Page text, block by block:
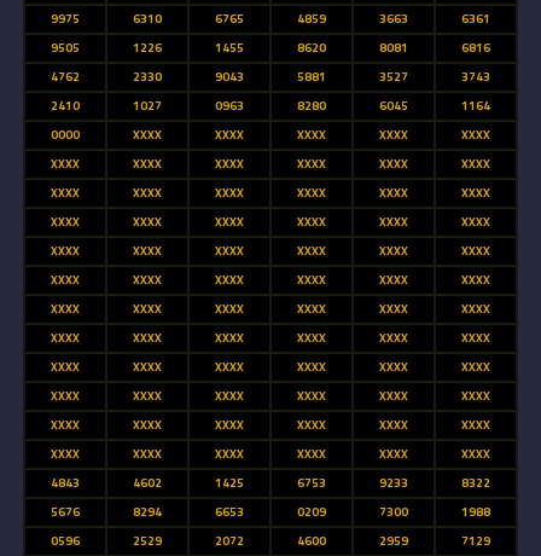
9975
6310 6765 4859 3663
6361
9505
1226 1455 8620 8081
6816
4762
2330 9043 5881 3527
3743
2410
1027 0963 8280 6045
1164
0000
XXXX XXXX XXXX XXXX
XXXX
XXXX
XXXX XXXX XXXX XXXX
XXXX
XXXX
XXXX XXXX XXXX XXXX
XXXX
XXXX
XXXX XXXX XXXX XXXX
XXXX
XXXX
XXXX XXXX XXXX XXXX
XXXX
XXXX
XXXX XXXX XXXX XXXX
XXXX
XXXX
XXXX XXXX XXXX XXXX
XXXX
XXXX
XXXX XXXX XXXX XXXX
XXXX
XXXX
XXXX XXXX XXXX XXXX
XXXX
XXXX
XXXX XXXX XXXX XXXX
XXXX
XXXX
XXXX XXXX XXXX XXXX
XXXX
XXXX
XXXX XXXX XXXX XXXX
XXXX
4843
4602 1425 6753 9233
8322
5676
8294 6653 0209 7300
1988
0596
2529 2072 4600 2959
7129